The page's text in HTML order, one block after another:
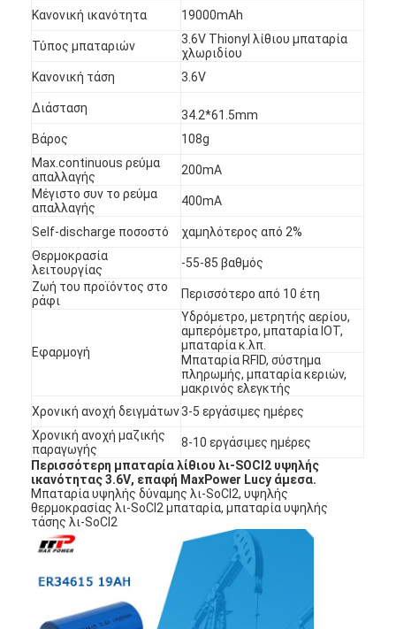
Σπίτι
Περίπου εμείς
Κανονική ικανότητα 19000mAh
Τύπος μπαταριών
3.6V Thionyl λίθιου μπαταρία
χλωριδίου
Κανονική τάση
3.6V
Διάσταση
34.2*61.5mm
Βάρος
108g
Max.continuous ρεύμα
απαλλαγής
200mA
Μέγιστο συν το ρεύμα
απαλλαγής
400mA
Self-discharge ποσοστό
χαμηλότερος από 2%
Θερμοκρασία
λειτουργίας
-55-85 βαθμός
Ζωή του προϊόντος στο
ράφι
Περισσότερο από 10 έτη
Εφαρμογή
Υδρόμετρο, μετρητής αερίου,
αμπερόμετρο, μπαταρία IOT,
μπαταρία κ.λπ.
Μπαταρία RFID, σύστημα
πληρωμής, μπαταρία κεριών,
μακρινός ελεγκτής
Χρονική ανοχή δειγμάτων3-5 εργάσιμες ημέρες
Χρονική ανοχή μαζικής
παραγωγής
8-10 εργάσιμες ημέρες
Περισσότερη μπαταρία λίθιουλι-SOCl2 υψηλής
ικανότητας 3.6V, επαφή MaxPower Lucy άμεσα.
Μπαταρία υψηλής δύναμης λι-SoCl2, υψηλής
θερμοκρασίας λι-SoCl2 μπαταρία, μπαταρία υψηλής
τάσης λι-SoCl2